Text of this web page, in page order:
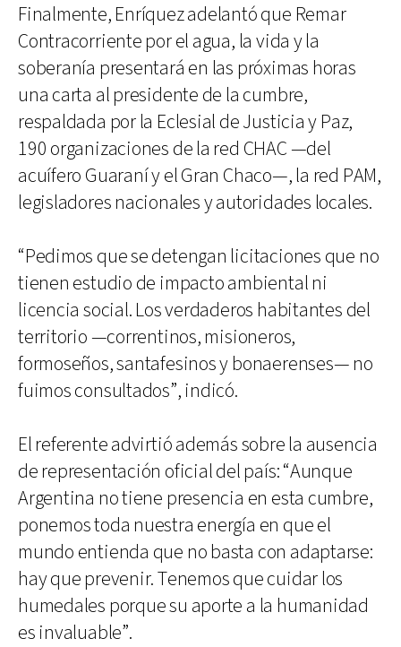
Finalmente, Enríquez adelantó que Remar
Contracorriente por el agua, la vida y la
soberanía presentará en las próximas horas
una carta al presidente de la cumbre,
respaldada por la Eclesial de Justicia y Paz,
190 organizaciones de la red CHAC —del
acuífero Guaraní y el Gran Chaco—, la red PAM,
legisladores nacionales y autoridades locales.
“Pedimos que se detengan licitaciones que no
tienen estudio de impacto ambiental ni
licencia social. Los verdaderos habitantes del
territorio —correntinos, misioneros,
formoseños, santafesinos y bonaerenses— no
fuimos consultados”, indicó.
El referente advirtió además sobre la ausencia
de representación oficial del país: “Aunque
Argentina no tiene presencia en esta cumbre,
ponemos toda nuestra energía en que el
mundo entienda que no basta con adaptarse:
hay que prevenir. Tenemos que cuidar los
humedales porque su aporte a la humanidad
es invaluable”.